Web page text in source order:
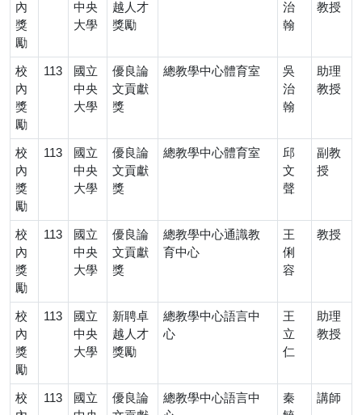
內
獎
勵
中央
大學
越人才
獎勵
治
翰
教授
校
內
獎
勵
113
國立
中央
大學
優良論
文貢獻
獎
總教學中心體育室
吳
治
翰
助理
教授
校
內
獎
勵
113
國立
中央
大學
優良論
文貢獻
獎
總教學中心體育室
邱
文
聲
副教
授
校
內
獎
勵
113
國立
中央
大學
優良論
文貢獻
獎
總教學中心通識教
育中心
王
俐
容
教授
校
內
獎
勵
113
國立
中央
大學
新聘卓
越人才
獎勵
總教學中心語言中
心
王
立
仁
助理
教授
校
113
國立
優良論
總教學中心語言中
秦
講師